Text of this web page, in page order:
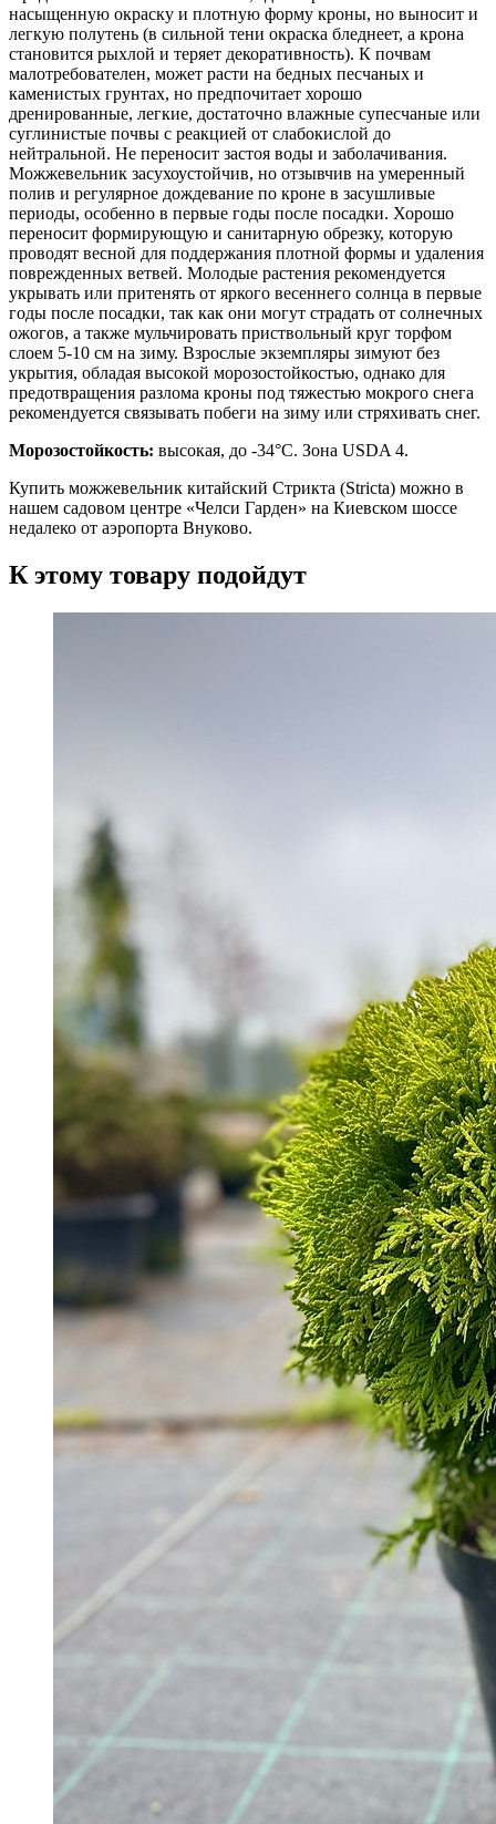
насыщенную окраску и плотную форму кроны, но выносит и
легкую полутень (в сильной тени окраска бледнеет, а крона
становится рыхлой и теряет декоративность). К почвам
малотребователен, может расти на бедных песчаных и
каменистых грунтах, но предпочитает хорошо
дренированные, легкие, достаточно влажные супесчаные или
суглинистые почвы с реакцией от слабокислой до
нейтральной. Не переносит застоя воды и заболачивания.
Можжевельник засухоустойчив, но отзывчив на умеренный
полив и регулярное дождевание по кроне в засушливые
периоды, особенно в первые годы после посадки. Хорошо
переносит формирующую и санитарную обрезку, которую
проводят весной для поддержания плотной формы и удаления
поврежденных ветвей. Молодые растения рекомендуется
укрывать или притенять от яркого весеннего солнца в первые
годы после посадки, так как они могут страдать от солнечных
ожогов, а также мульчировать приствольный круг торфом
слоем 5-10 см на зиму. Взрослые экземпляры зимуют без
укрытия, обладая высокой морозостойкостью, однако для
предотвращения разлома кроны под тяжестью мокрого снега
рекомендуется связывать побеги на зиму или стряхивать снег.
Морозостойкость: высокая, до -34°C. Зона USDA 4.
Купить можжевельник китайский Стрикта (Stricta) можно в
нашем садовом центре «Челси Гарден» на Киевском шоссе
недалеко от аэропорта Внуково.
К этому товару подойдут